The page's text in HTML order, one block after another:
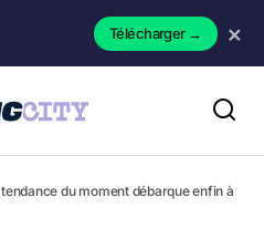
Télécharger→ ×
du moment débarque enfin à